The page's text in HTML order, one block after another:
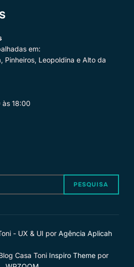
em:
Pinheiros, Leopoldina e Alto da
às 18:00
PESQUISA
- UX & UI por Agência Aplicah
Casa Toni Inspiro Theme por